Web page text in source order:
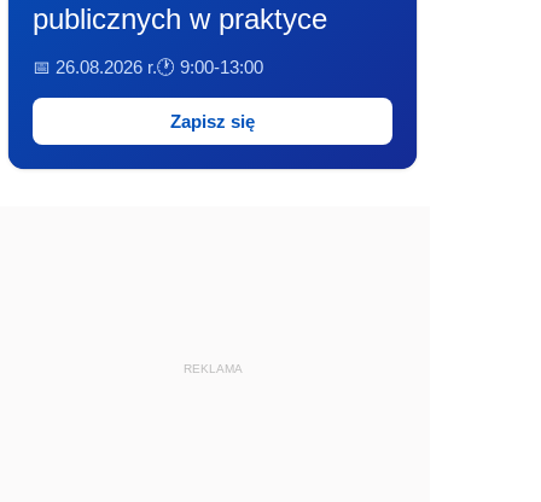
publicznych w praktyce
📅 26.08.2026 r.🕐 9:00-13:00
Zapisz się
REKLAMA